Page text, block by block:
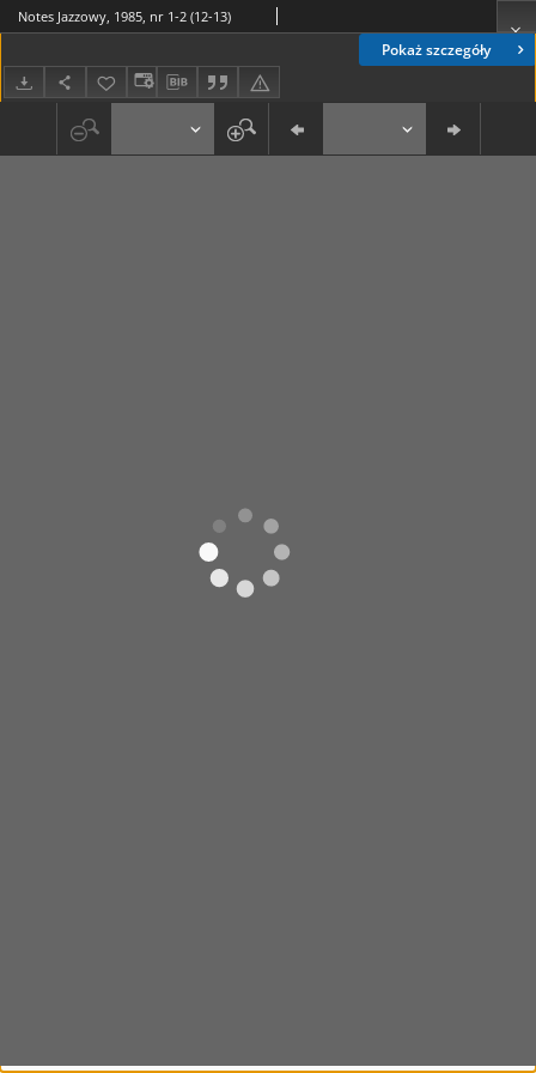
Pokaż szczegóły
Notes Jazzowy, 1985, nr 1-2 (12-13)